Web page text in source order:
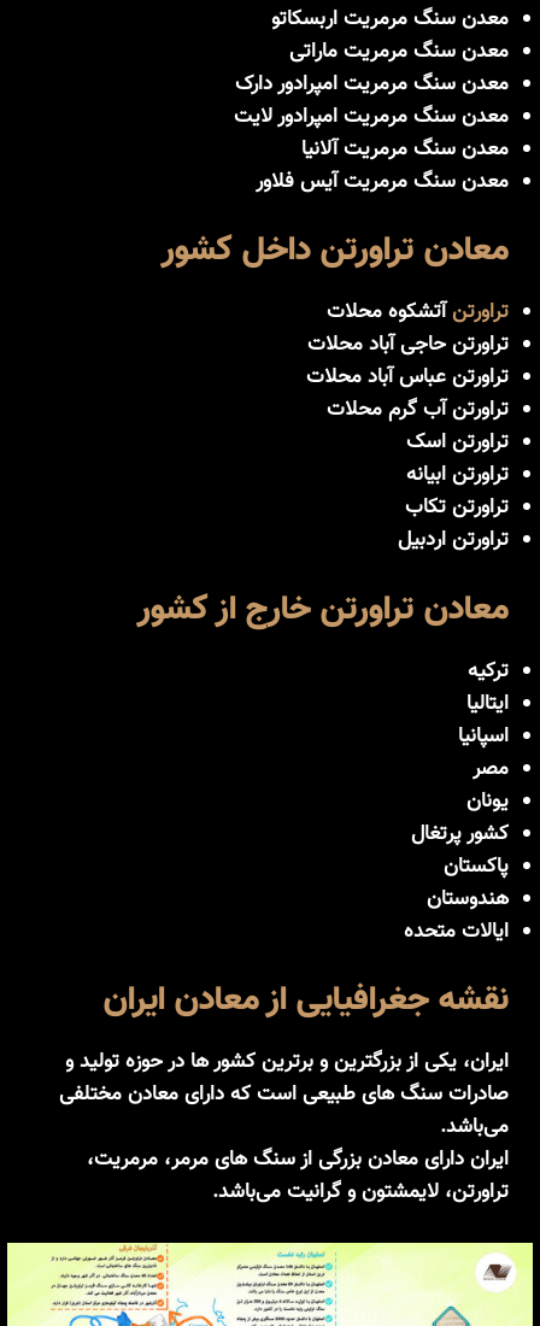
معدن سنگ مرمریت اربسکاتو
معدن سنگ مرمریت ماراتی
معدن سنگ مرمریت امپرادور دارک
معدن سنگ مرمریت امپرادور لایت
معدن سنگ مرمریت آلانیا
معدن سنگ مرمریت آیس فلاور
معادن تراورتن داخل کشور
تراورتنآتشکوه محلات
تراورتن حاجی آباد محلات
تراورتن عباس آباد محلات
تراورتن آب گرم محلات
تراورتن اسک
تراورتن ابیانه
تراورتن تکاب
تراورتن اردبیل
معادن تراورتن خارج از کشور
ترکیه
ایتالیا
اسپانیا
مصر
یونان
کشور پرتغال
پاکستان
هندوستان
ایالات متحده
نقشه جغرافیایی از معادن ایران
ایران، یکی از بزرگترین و برترین کشور ها در حوزه تولید و
صادرات سنگ های طبیعی است که دارای معادن مختلفی
می‌باشد.
ایران دارای معادن بزرگی از سنگ های مرمر، مرمریت،
تراورتن، لایمشتون و گرانیت می‌باشد.